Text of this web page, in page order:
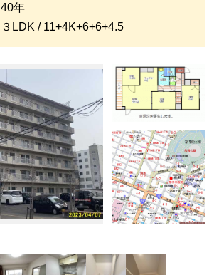
40年
３LDK / 11+4K+6+6+4.5